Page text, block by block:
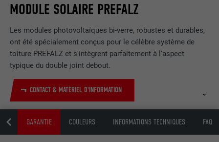
MODULE SOLAIRE PREFALZ
Les modules photovoltaïques bi-verre, robustes et durables,
ont été spécialement conçus pour le célèbre système de
toiture PREFALZ et s'intègrent parfaitement à l'aspect
typique du double joint debout.
CONTACT & MATÉRIEL D'INFORMATION
GARANTIE COULEURS INFORMATIONS TECHNIQUES FAQ